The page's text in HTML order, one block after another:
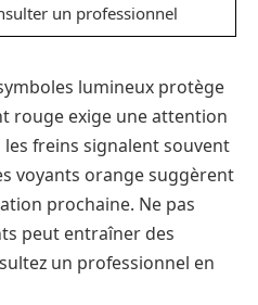
un professionnel
lumineux protège
rouge exige une attention
freins signalent souvent
voyants orange suggèrent
prochaine. Ne pas
peut entraîner des
un professionnel en